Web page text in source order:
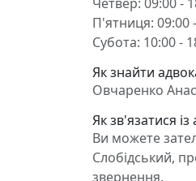
П'ятниця: 09:00
Субота: 10:00 -
Як знайти
Овчаренко
Як зв'язатися
Ви можете
Слобідський,
звернення.